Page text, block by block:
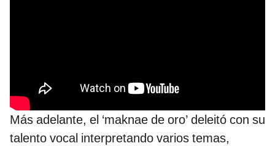
Más adelante, el ‘maknae de oro’ deleitó con su
talento vocal interpretando varios temas,